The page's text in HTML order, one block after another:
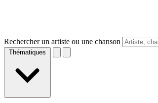
Rechercher un artiste ou une chanson
Thématiques